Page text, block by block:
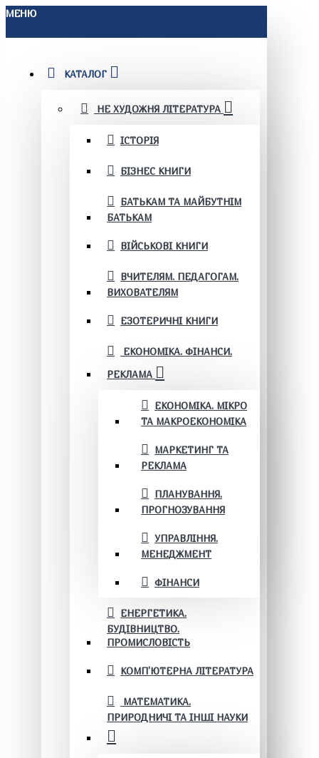
МЕНЮ
КАТАЛОГ
НЕ ХУДОЖНЯ ЛІТЕРАТУРА
ІСТОРІЯ
БІЗНЕС КНИГИ
БАТЬКАМ ТА МАЙБУТНІМ
БАТЬКАМ
ВІЙСЬКОВІ КНИГИ
ВЧИТЕЛЯМ. ПЕДАГОГАМ.
ВИХОВАТЕЛЯМ
ЕЗОТЕРИЧНІ КНИГИ
ЕКОНОМІКА. ФІНАНСИ.
РЕКЛАМА
ЕКОНОМІКА. МІКРО
ТА МАКРОЕКОНОМІКА
МАРКЕТИНГ ТА
РЕКЛАМА
ПЛАНУВАННЯ.
ПРОГНОЗУВАННЯ
УПРАВЛІННЯ.
МЕНЕДЖМЕНТ
ФІНАНСИ
ЕНЕРГЕТИКА.
БУДІВНИЦТВО.
ПРОМИСЛОВІСТЬ
КОМП'ЮТЕРНА ЛІТЕРАТУРА
МАТЕМАТИКА.
ПРИРОДНИЧІ ТА ІНШІ НАУКИ